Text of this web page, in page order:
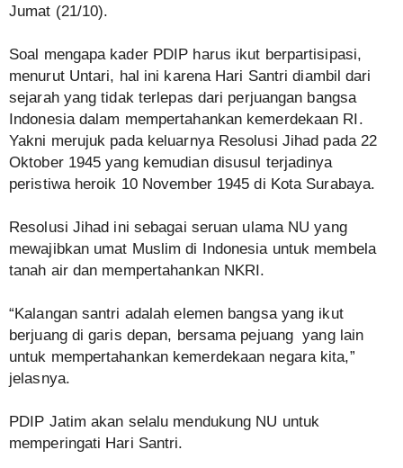
Jumat (21/10).
Soal mengapa kader PDIP harus ikut berpartisipasi,
menurut Untari, hal ini karena Hari Santri diambil dari
sejarah yang tidak terlepas dari perjuangan bangsa
Indonesia dalam mempertahankan kemerdekaan RI.
Yakni merujuk pada keluarnya Resolusi Jihad pada 22
Oktober 1945 yang kemudian disusul terjadinya
peristiwa heroik 10 November 1945 di Kota Surabaya.
Resolusi Jihad ini sebagai seruan ulama NU yang
mewajibkan umat Muslim di Indonesia untuk membela
tanah air dan mempertahankan NKRI.
“Kalangan santri adalah elemen bangsa yang ikut
berjuang di garis depan, bersama pejuang yang lain
untuk mempertahankan kemerdekaan negara kita,”
jelasnya.
PDIP Jatim akan selalu mendukung NU untuk
memperingati Hari Santri.